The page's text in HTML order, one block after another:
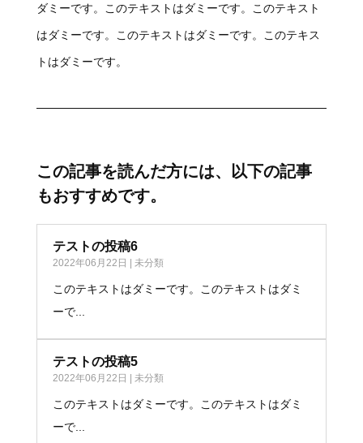
ダミーです。このテキストはダミーです。このテキスト
はダミーです。このテキストはダミーです。このテキス
トはダミーです。
この記事を読んだ方には、以下の記事
もおすすめです。
テストの投稿6
2022年06月22日 | 未分類
このテキストはダミーです。このテキストはダミ
ーで...
テストの投稿5
2022年06月22日 | 未分類
このテキストはダミーです。このテキストはダミ
ーで...